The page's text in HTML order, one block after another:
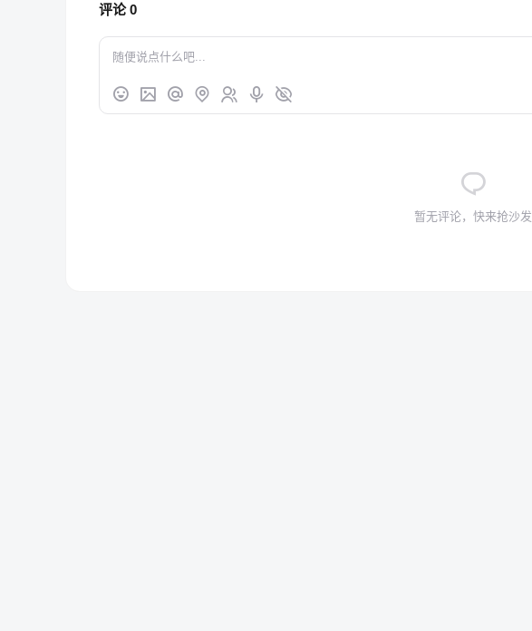
评论0
暂无评论，快来抢沙发